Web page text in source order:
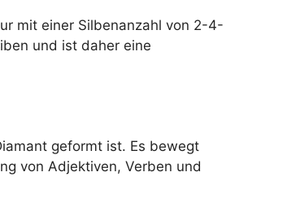
mit einer Silbenanzahl von 2-4-
und ist daher eine
geformt ist. Es bewegt
von Adjektiven, Verben und